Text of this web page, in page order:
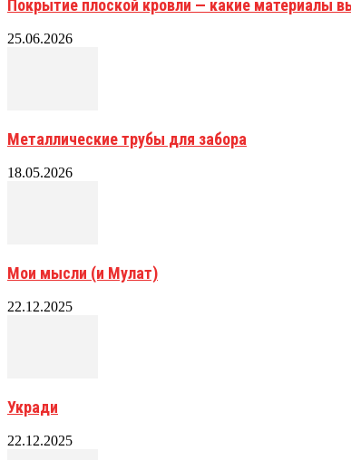
Покрытие плоской кровли — какие материалы
25.06.2026
Металлические трубы для забора
18.05.2026
Мои мысли (и Мулат)
22.12.2025
Укради
22.12.2025